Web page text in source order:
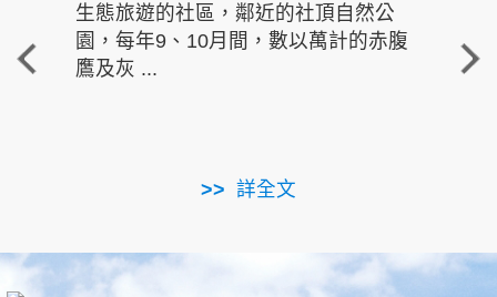
生態旅遊的社區，鄰近的社頂自然公
園，每年9、10月間，數以萬計的赤腹
鷹及灰 ...
詳全文
重
走進